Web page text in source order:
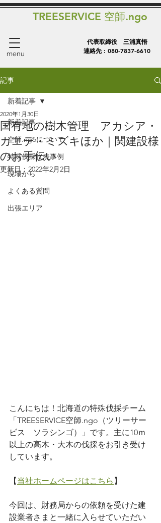
TREESERVICE 空師.ngo
代表取締役 三浦真悟
連絡先 : 080-7837-6610
menu
記事
新着記事
空師.ngoについて
特殊伐採代表事例
現場から
よくある質問
出張エリア
新着記事
国有地の樹木管理 アカシア・
カエデ・ミズキほか｜関建設様
のお手伝い
2020年1月30日
更新日： 2022年2月2日
こんにちは！北海道の特殊伐採チーム
「TREESERVICE空師.ngo（ツリーサー
ビス　ソラシンゴ）」です。主に10ｍ
以上の高木・大木の伐採をお引き受け
しています。
【当社ホームページはこちら 】
今回は、財務局からの依頼を受けた建
設業者さまと一緒に入らせていただい